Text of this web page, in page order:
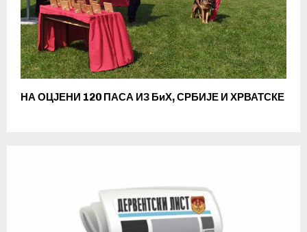
НА ОЦЈЕНИ 120 ПАСА ИЗ БиХ, СРБИЈЕ И ХРВАТСКЕ